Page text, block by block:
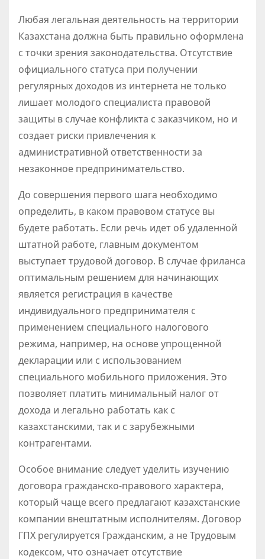
Любая легальная деятельность на территории
Казахстана должна быть правильно оформлена
с точки зрения законодательства. Отсутствие
официального статуса при получении
регулярных доходов из интернета не только
лишает молодого специалиста правовой
защиты в случае конфликта с заказчиком, но и
создает риски привлечения к
административной ответственности за
незаконное предпринимательство.
До совершения первого шага необходимо
определить, в каком правовом статусе вы
будете работать. Если речь идет об удаленной
штатной работе, главным документом
выступает трудовой договор. В случае фриланса
оптимальным решением для начинающих
является регистрация в качестве
индивидуального предпринимателя с
применением специального налогового
режима, например, на основе упрощенной
декларации или с использованием
специального мобильного приложения. Это
позволяет платить минимальный налог от
дохода и легально работать как с
казахстанскими, так и с зарубежными
контрагентами.
Особое внимание следует уделить изучению
договора гражданско-правового характера,
который чаще всего предлагают казахстанские
компании внештатным исполнителям. Договор
ГПХ регулируется Гражданским, а не Трудовым
кодексом, что означает отсутствие